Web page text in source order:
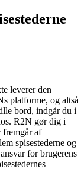
leverer den
platforme, og altså
bord, indgår du i
R2N gør dig i
fremgår af
spisestederne og
for brugerens